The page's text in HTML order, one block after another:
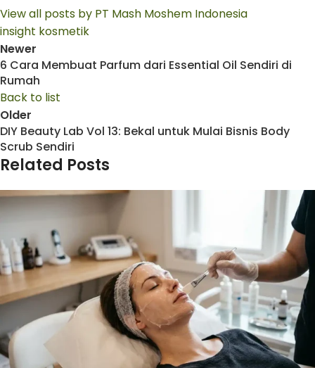
View all posts by PT Mash Moshem Indonesia
insight kosmetik
Newer
6 Cara Membuat Parfum dari Essential Oil Sendiri di
Rumah
Back to list
Older
DIY Beauty Lab Vol 13: Bekal untuk Mulai Bisnis Body
Scrub Sendiri
Related Posts